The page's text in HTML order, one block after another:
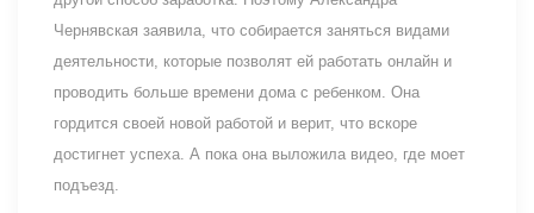
Чернявская заявила, что собирается заняться видами
деятельности, которые позволят ей работать онлайн и
проводить больше времени дома с ребенком. Она
гордится своей новой работой и верит, что вскоре
достигнет успеха. А пока она выложила видео, где моет
подъезд.